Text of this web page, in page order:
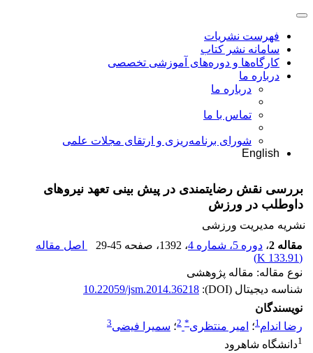
فهرست نشریات
سامانه نشر کتاب
کارگاه‌ها و دوره‌های آموزشی تخصصی
درباره ما
درباره ما
تماس با ما
شورای برنامه‌ریزی و ارتقای مجلات علمی
English
بررسی نقش رضایتمندی در پیش بینی تعهد نیروهای
داوطلب در ورزش
نشریه مدیریت ورزشی
مقاله 2
، دوره 5، شماره 4 ، 1392 ، صفحه 29-45
اصل مقاله
(
133.91 K
)
نوع مقاله: مقاله پژوهشی
شناسه دیجیتال (DOI):
10.22059/jsm.2014.36218
نویسندگان
رضا اندام1؛ امیر منتظری*
2؛ سمیرا فیضی3
1دانشگاه شاهرود